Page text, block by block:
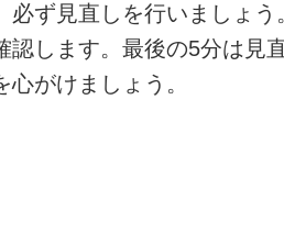
必ず見直しを行いましょ
認します。最後の5分は見
がけましょう。